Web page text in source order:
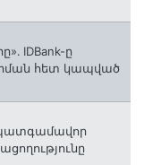
IDBank-ը
հետ կապված